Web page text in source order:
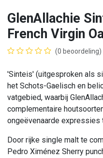
GlenAllachie
French Virgin
(0 beoordeling)
'Sinteis' (uitgesproken als
het Schots-Gaelisch en
vatgebied, waarbij
complementaire
ongeëvenaarde expressies
Door rijke single malt te
Pedro Ximénez Sherry